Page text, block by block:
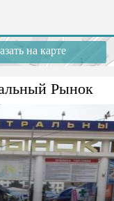
на карте
Рынок